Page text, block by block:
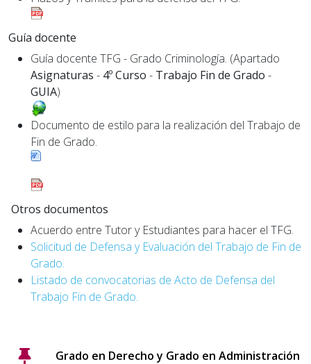
Guía docente
Guía docente TFG - Grado Criminología. (Apartado
Asignaturas - 4º Curso - Trabajo Fin de Grado -
GUIA)
Documento de estilo para la realización del Trabajo de
Fin de Grado.
Otros documentos
Acuerdo entre Tutor y Estudiantes para hacer el TFG.
Solicitud de Defensa y Evaluación del Trabajo de Fin de
Grado.
Listado de convocatorias de Acto de Defensa del
Trabajo Fin de Grado.
Grado en Derecho y Grado en Administración